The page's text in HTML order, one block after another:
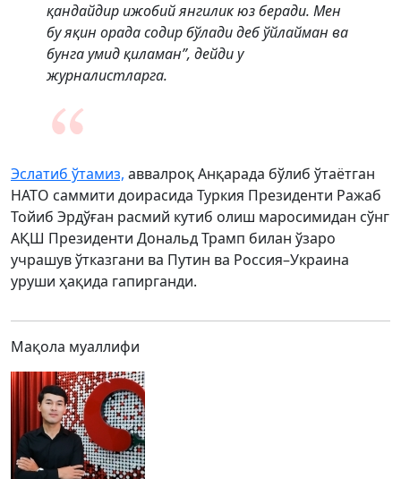
қандайдир ижобий янгилик юз беради. Мен
бу яқин орада содир бўлади деб ўйлайман ва
бунга умид қиламан”, дейди у
журналистларга.
Эслатиб ўтамиз, аввалроқ Анқарада бўлиб ўтаётган
НАТО саммити доирасида Туркия Президенти Ражаб
Тойиб Эрдўған расмий кутиб олиш маросимидан сўнг
АҚШ Президенти Дональд Трамп билан ўзаро
учрашув ўтказгани ва Путин ва Россия–Украина
уруши ҳақида гапирганди.
Мақола муаллифи